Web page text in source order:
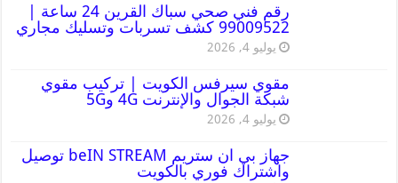
رقم فني صحي سباك القرين 24 ساعة |
99009522 كشف تسربات وتسليك مجاري
يوليو 4, 2026
مقوي سيرفس الكويت | تركيب مقوي
شبكة الجوال والإنترنت 4G و5G
يوليو 4, 2026
جهاز بي ان ستريم beIN STREAM توصيل
واشتراك فوري بالكويت